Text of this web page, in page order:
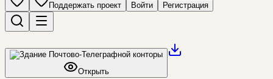
Поддержать проект Войти Регистрация
Открыть